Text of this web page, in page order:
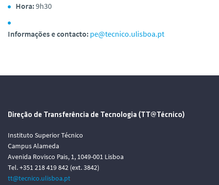
Hora:9h30
Informações e contacto: pe@tecnico.ulisboa.pt
Direção de Transferência de Tecnologia (TT@Técnico)
Instituto Superior Técnico
Campus Alameda
Avenida Rovisco Pais, 1, 1049-001 Lisboa
Tel. +351 218 419 842 (ext. 3842)
tt@tecnico.ulisboa.pt